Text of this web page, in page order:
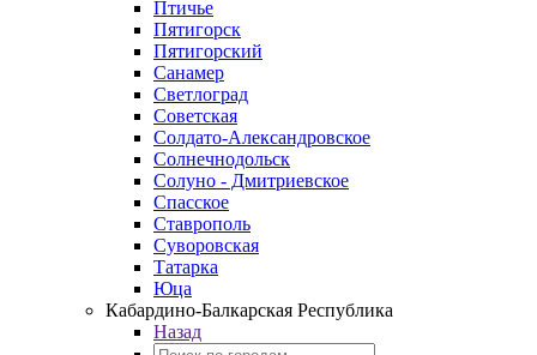
Птичье
Пятигорск
Пятигорский
Санамер
Светлоград
Советская
Солдато-Александровское
Солнечнодольск
Солуно - Дмитриевское
Спасское
Ставрополь
Суворовская
Татарка
Юца
Кабардино‑Балкарская Республика
Назад